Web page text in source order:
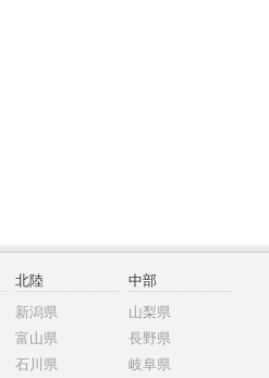
北陸
新潟県
富山県
石川県
中部
山梨県
長野県
岐阜県